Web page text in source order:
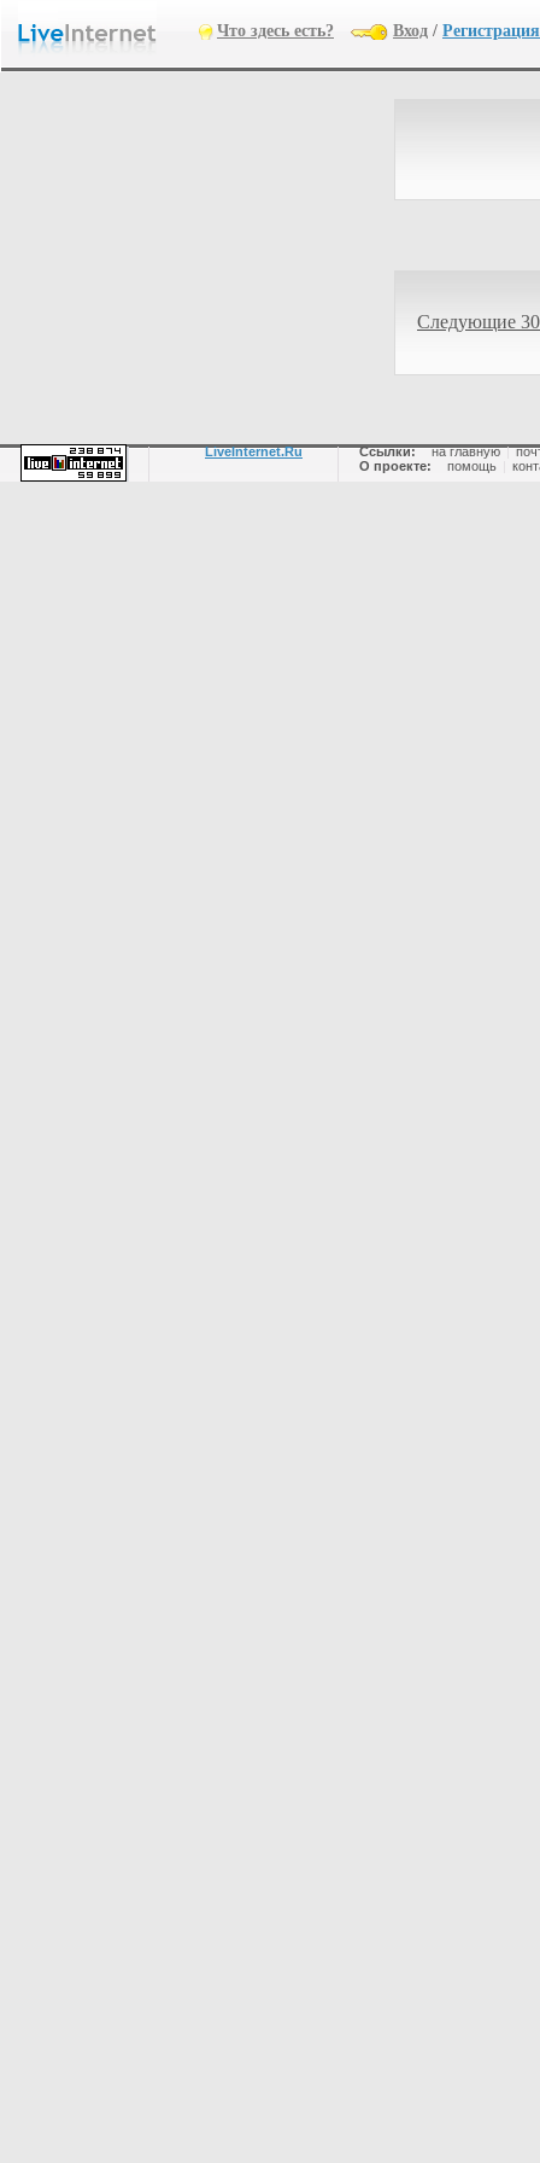
Что здесь есть? Вход / Регистрация
Следующие
LiveInternet.Ru Ссылки: на главную |
О проекте:
помощь